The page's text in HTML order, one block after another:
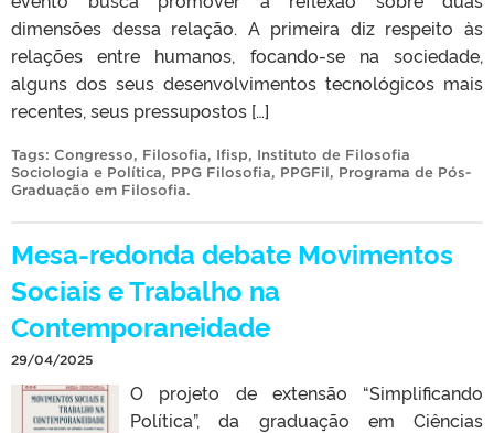
dimensões dessa relação. A primeira diz respeito às
relações entre humanos, focando-se na sociedade,
alguns dos seus desenvolvimentos tecnológicos mais
recentes, seus pressupostos […]
Tags: Congresso, Filosofia, Ifisp, Instituto de Filosofia
Sociologia e Política, PPG Filosofia, PPGFil, Programa de Pós-
Graduação em Filosofia.
Mesa-redonda debate Movimentos
Sociais e Trabalho na
Contemporaneidade
29/04/2025
O projeto de extensão “Simplificando
Política”, da graduação em Ciências